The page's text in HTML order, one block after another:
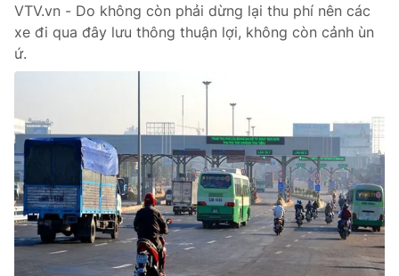
Nguyễn Trọng Ninh
Tổng đài VTV:024.38 355 931 - 024.38 355 932
Ðiện thoại Thời báo VTV:
VTV.vn - Do không còn phải dừng lại thu phí nên các
xe đi qua đây lưu thông thuận lợi, không còn cảnh ùn
ứ.